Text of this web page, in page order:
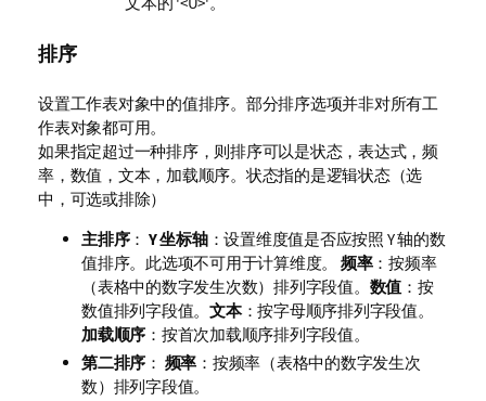
排序
设置工作表对象中的值排序。部分排序选项并非对所有工
作表对象都可用。
如果指定超过一种排序，则排序可以是状态，表达式，频
率，数值，文本，加载顺序。 状态指的是逻辑状态（选
中，可选或排除）
主排序： Y 坐标轴：设置维度值是否应按照 Y 轴的数
值排序。此选项不可用于计算维度。 频率：按频率
（表格中的数字发生次数）排列字段值。 数值 ：按
数值排列字段值。 文本：按字母顺序排列字段值。
加载顺序 ：按首次加载顺序排列字段值。
第二排序 ： 频率 ：按频率（表格中的数字发生次
数）排列字段值。